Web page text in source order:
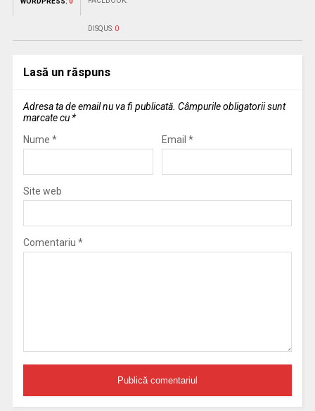
DISQUS: 0
Lasă un răspuns
Adresa ta de email nu va fi publicată. Câmpurile obligatorii sunt
marcate cu *
Nume * Email *
Site web
Comentariu *